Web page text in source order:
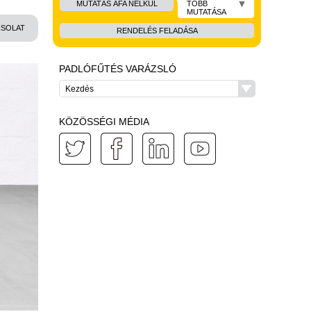
MUTATÁS ÁFA NÉLKÜL
TÖBB
MUTATÁSA
RENDELÉS FELADÁSA
PADLÓFŰTÉS VARÁZSLÓ
Kezdés
KÖZÖSSÉGI MÉDIA